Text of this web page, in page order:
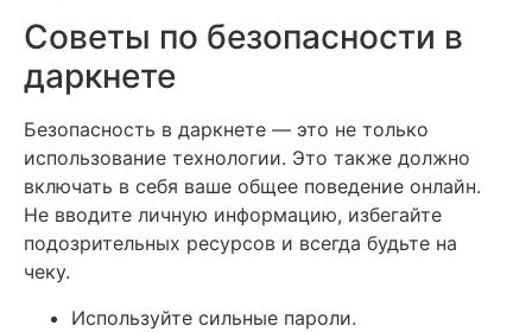
Советы по безопасности в
даркнете
Безопасность в даркнете — это не только
использование технологии. Это также должно
включать в себя ваше общее поведение онлайн.
Не вводите личную информацию, избегайте
подозрительных ресурсов и всегда будьте на
чеку.
Используйте сильные пароли.